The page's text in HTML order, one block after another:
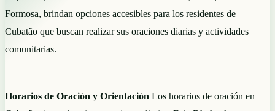
Formosa, brindan opciones accesibles para los residentes de
Cubatão que buscan realizar sus oraciones diarias y actividades
comunitarias.
Horarios de Oración y Orientación Los horarios de oración en